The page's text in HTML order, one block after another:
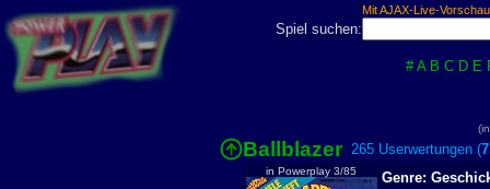
Mit AJAX-Live-
Spiel suchen:
# A B C D E
Ballblazer265 Userwertungen (
in Powerplay 3/85
Genre: